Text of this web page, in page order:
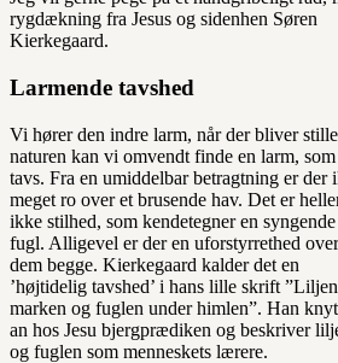
rygdækning fra Jesus og sidenhen Søren
Kierkegaard.
Larmende tavshed
Vi hører den indre larm, når der bliver
naturen kan vi omvendt finde en larm,
tavs. Fra en umiddelbar betragtning er der
meget ro over et brusende hav. Det er
ikke stilhed, som kendetegner en syngende
fugl. Alligevel er der en uforstyrrethed over
dem begge. Kierkegaard kalder det en
’højtidelig tavshed’ i hans lille skrift
marken og fuglen under himlen”. Han
an hos Jesu bjergprædiken og beskriver
og fuglen som menneskets lærere.